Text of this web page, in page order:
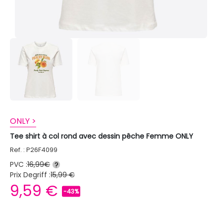
ONLY >
Tee shirt à col rond avec dessin pêche Femme ONLY
Ref. : P26F4099
PVC :16,99€ ?
Prix Degriff :15,99 €
9,59 € -43%